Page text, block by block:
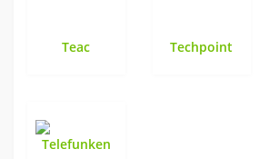
Teac Techpoint